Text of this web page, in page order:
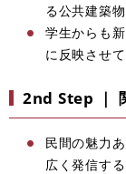
る公共建築
学生からも
に反映させ
2nd Step ｜
民間の魅力
広く発信す